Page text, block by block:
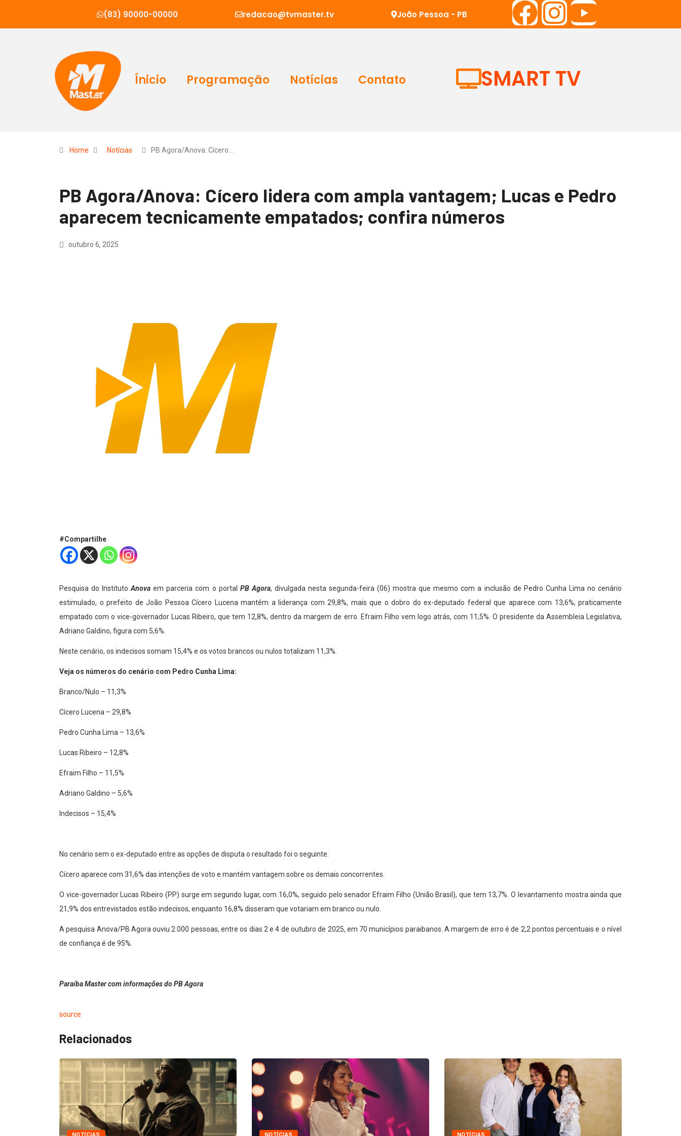
(83) 90000-00000 redacao@tvmaster.tv João Pessoa - PB
Ínicio Programação Notícias Contato SMART TV
Home Notícias PB Agora/Anova: Cícero…
PB Agora/Anova: Cícero lidera com ampla vantagem; Lucas e Pedro
aparecem tecnicamente empatados; confira números
outubro 6, 2025
#Compartilhe
Pesquisa do InstitutoAnova em parceria com o portal PB Agora, divulgada nesta segunda-feira (06) mostra que mesmo com a inclusão de Pedro Cunha Lima no cenário
estimulado, o prefeito de João Pessoa Cícero Lucena mantém a liderança com 29,8%, mais que o dobro do ex-deputado federal que aparece com 13,6%, praticamente
empatado com o vice-governador Lucas Ribeiro, que tem 12,8%, dentro da margem de erro. Efraim Filho vem logo atrás, com 11,5%. O presidente da Assembleia Legislativa,
Adriano Galdino, figura com 5,6%.
Neste cenário, os indecisos somam 15,4% e os votos brancos ou nulos totalizam 11,3%.
Veja os números do cenário com Pedro Cunha Lima:
Branco/Nulo – 11,3%
Cícero Lucena – 29,8%
Pedro Cunha Lima – 13,6%
Lucas Ribeiro – 12,8%
Efraim Filho – 11,5%
Adriano Galdino – 5,6%
Indecisos – 15,4%
No cenário sem o ex-deputado entre as opções de disputa o resultado foi o seguinte:
Cícero aparece com 31,6% das intenções de voto e mantém vantagem sobre os demais concorrentes.
O vice-governador Lucas Ribeiro (PP) surge em segundo lugar, com 16,0%, seguido pelo senador Efraim Filho (União Brasil), que tem 13,7%. O levantamento mostra ainda que
21,9% dos entrevistados estão indecisos, enquanto 16,8% disseram que votariam em branco ou nulo.
A pesquisa Anova/PB Agora ouviu 2.000 pessoas, entre os dias 2 e 4 de outubro de 2025, em 70 municípios paraibanos. A margem de erro é de 2,2 pontos percentuais e o nível
de confiança é de 95%.
Paraíba Master com informações do PB Agora
source
Relacionados